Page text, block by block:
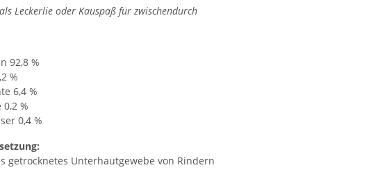
Leckerlie oder Kauspaß für zwischendurch
92,8 %
%
6,4 %
0,2 %
0,4 %
getrocknetes Unterhautgewebe von Rindern